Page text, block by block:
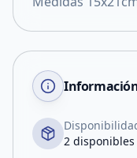
2 disponibles